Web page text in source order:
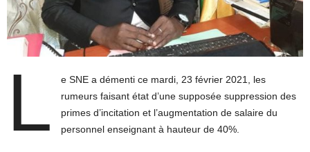
L
e SNE a démenti ce mardi, 23 février 2021, les
rumeurs faisant état d’une supposée suppression des
primes d’incitation et l’augmentation de salaire du
personnel enseignant à hauteur de 40%.